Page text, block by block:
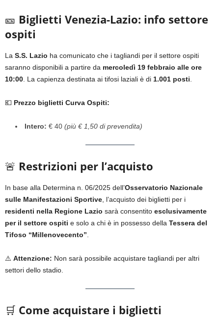
🎫 Biglietti Venezia-Lazio: info settore
ospiti
La S.S. Lazio ha comunicato che i tagliandi per il settore ospiti
saranno disponibili a partire da mercoledì 19 febbraio alle ore
10:00. La capienza destinata ai tifosi laziali è di 1.001 posti.
💶 Prezzo biglietti Curva Ospiti:
Intero: € 40 (più € 1,50 di prevendita)
🚨 Restrizioni per l’acquisto
In base alla Determina n. 06/2025 dell’Osservatorio Nazionale
sulle Manifestazioni Sportive, l’acquisto dei biglietti per i
residenti nella Regione Lazio sarà consentito esclusivamente
per il settore ospiti e solo a chi è in possesso della Tessera del
Tifoso “Millenovecento”.
⚠️ Attenzione: Non sarà possibile acquistare tagliandi per altri
settori dello stadio.
🛒 Come acquistare i biglietti